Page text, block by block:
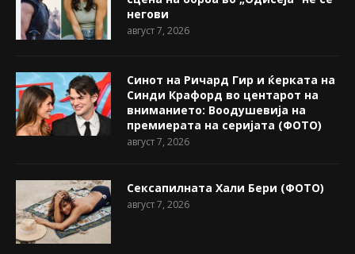
негови
август 7, 2026
Синот на Ричард Гир и ќерката на
Синди Крафорд во центарот на
вниманието: Воодушевија на
премиерата на серијата (ФОТО)
август 7, 2026
Сексапилната Хали Бери (ФОТО)
август 7, 2026